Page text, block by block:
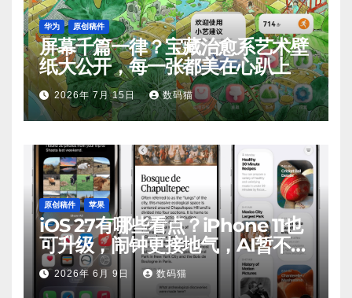
华为 原创稿件
屏幕千篇一律？宝藏治愈系艺术壁
纸大公开，每一张都美在心趴上
2026年 7月 15日 数码猫
原创稿件 苹果
iOS 27有哪些看点？iPhone 11也
可升级，闹钟更接地气，AI暂不支
持2026年 6月 9日 数码猫